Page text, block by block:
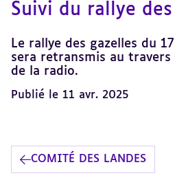
Suivi du rallye
Le rallye des gazelles du
sera retransmis au
de la radio.
Publié le 11 avr. 2025
COMITÉ DES LANDES